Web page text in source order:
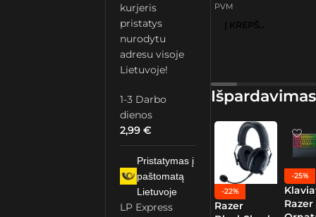
kurjeris
pristatys
nurodytu
adresu visoje
Lietuvoje!
1-3 Darbo
dienos
2,99€
Pristatymas į
paštomatą
Lietuvoje
LP Express
PVM
Į KREPŠELĮ
Išpardavimas
-22%
Razer
-25%
Razer